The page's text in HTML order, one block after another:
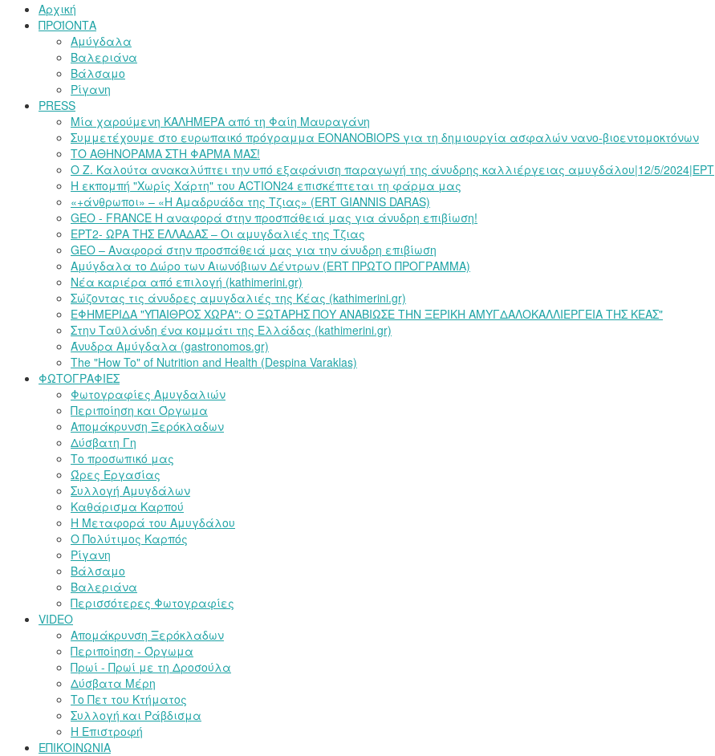
Αρχική
ΠΡΟΪΟΝΤΑ
Αμύγδαλα
Βαλεριάνα
Βάλσαμο
Ρίγανη
PRESS
Μία χαρούμενη ΚΑΛΗΜΕΡΑ από τη Φαίη Μαυραγάνη
Συμμετέχουμε στο ευρωπαικό πρόγραμμα EONANOBIOPS για τη δημιουργία ασφαλών νανο-βιοεντομοκτόνων
ΤΟ ΑΘΗΝΟΡΑΜΑ ΣΤΗ ΦΑΡΜΑ ΜΑΣ!
Ο Ζ. Καλούτα ανακαλύπτει την υπό εξαφάνιση παραγωγή της άνυδρης καλλιέργειας αμυγδάλου|12/5/2024|ΕΡΤ
Η εκπομπή "Χωρίς Χάρτη" του ACTION24 επισκέπτεται τη φάρμα μας
«+άνθρωποι» – «Η Αμαδρυάδα της Τζιας» (ERT GIANNIS DARAS)
GEO - FRANCE Η αναφορά στην προσπάθειά μας για άνυδρη επιβίωση!
ΕΡΤ2- ΩΡΑ ΤΗΣ ΕΛΛΑΔΑΣ – Οι αμυγδαλιές της Τζιας
GEO – Αναφορά στην προσπάθειά μας για την άνυδρη επιβίωση
Αμύγδαλα το Δώρο των Αιωνόβιων Δέντρων (ERT ΠΡΩΤΟ ΠΡΟΓΡΑΜΜΑ)
Νέα καριέρα από επιλογή (kathimerini.gr)
Σώζοντας τις άνυδρες αμυγδαλιές της Κέας (kathimerini.gr)
ΕΦΗΜΕΡΙΔΑ "ΥΠΑΙΘΡΟΣ ΧΩΡΑ": Ο ΞΩΤΑΡΗΣ ΠΟΥ ΑΝΑΒΙΩΣΕ ΤΗΝ ΞΕΡΙΚΗ ΑΜΥΓΔΑΛΟΚΑΛΛΙΕΡΓΕΙΑ ΤΗΣ ΚΕΑΣ"
Στην Ταϋλάνδη ένα κομμάτι της Ελλάδας (kathimerini.gr)
Άνυδρα Αμύγδαλα (gastronomos.gr)
The "How To" of Nutrition and Health (Despina Varaklas)
ΦΩΤΟΓΡΑΦΙΕΣ
Φωτογραφίες Αμυγδαλιών
Περιποίηση και Όργωμα
Απομάκρυνση Ξερόκλαδων
Δύσβατη Γη
Το προσωπικό μας
Ώρες Εργασίας
Συλλογή Αμυγδάλων
Καθάρισμα Καρπού
Η Μεταφορά του Αμυγδάλου
Ο Πολύτιμος Καρπός
Ρίγανη
Βάλσαμο
Βαλεριάνα
Περισσότερες Φωτογραφίες
VIDEO
Απομάκρυνση Ξερόκλαδων
Περιποίηση - Όργωμα
Πρωί - Πρωί με τη Δροσούλα
Δύσβατα Μέρη
Το Πετ του Κτήματος
Συλλογή και Ράβδισμα
Η Επιστροφή
ΕΠΙΚΟΙΝΩΝΙΑ